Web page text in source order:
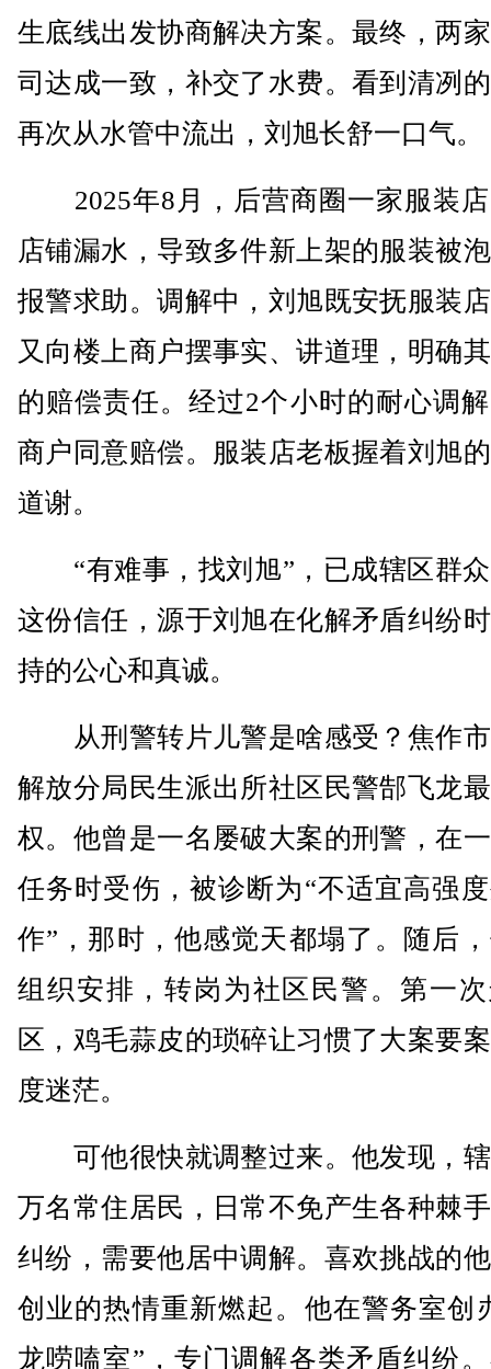
生底线出发协商解决方案。最终，两
司达成一致，补交了水费。看到清冽
再次从水管中流出，刘旭长舒一口气。
2025年8月，后营商圈一家服装店
店铺漏水，导致多件新上架的服装被
报警求助。调解中，刘旭既安抚服装
又向楼上商户摆事实、讲道理，明确
的赔偿责任。经过2个小时的耐心调
商户同意赔偿。服装店老板握着刘旭
道谢。
“有难事，找刘旭”，已成辖区群
这份信任，源于刘旭在化解矛盾纠纷
持的公心和真诚。
从刑警转片儿警是啥感受？焦作
解放分局民生派出所社区民警郜飞龙
权。他曾是一名屡破大案的刑警，在
任务时受伤，被诊断为“不适宜高强
作”，那时，他感觉天都塌了。随后
组织安排，转岗为社区民警。第一
区，鸡毛蒜皮的琐碎让习惯了大案要
度迷茫。
可他很快就调整过来。他发现，
万名常住居民，日常不免产生各种棘
纠纷，需要他居中调解。喜欢挑战的
创业的热情重新燃起。他在警务室创
龙唠嗑室”，专门调解各类矛盾纠纷